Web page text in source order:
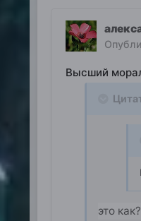
Высший
это как?